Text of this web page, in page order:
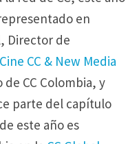
en
Director de
CC & New Media
CC Colombia, y
parte del capítulo
este año es